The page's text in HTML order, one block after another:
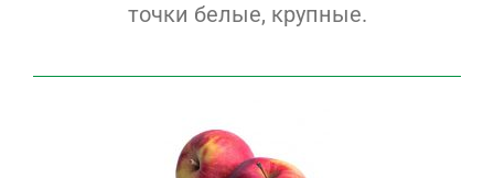
точки белые, крупные.